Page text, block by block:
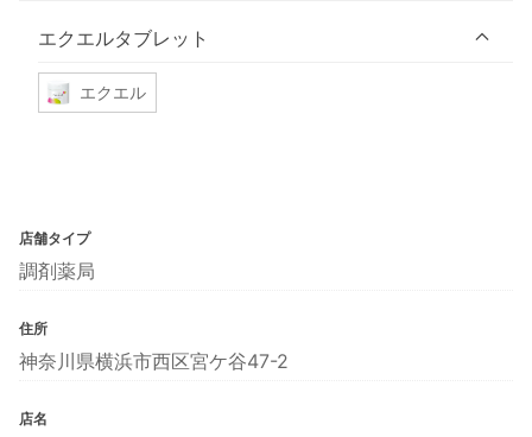
エクエルタブレット
エクエル
店舗タイプ
調剤薬局
住所
神奈川県横浜市西区宮ケ谷47-2
店名